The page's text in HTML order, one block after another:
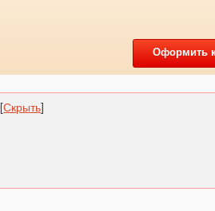
Оформить
[Скрыть]